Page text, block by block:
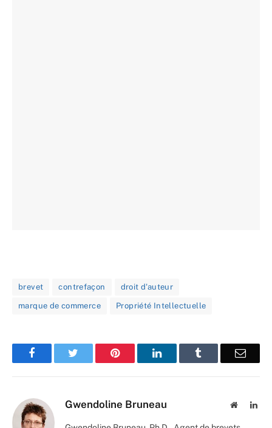
brevet contrefaçon droit d'auteur
marque de commerce Propriété Intellectuelle
Facebook Pinterest LinkedIn Email
Gwendoline Bruneau Website